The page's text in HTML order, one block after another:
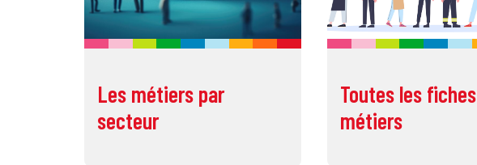
Les métiers par
secteur
Toutes les fiches
métiers